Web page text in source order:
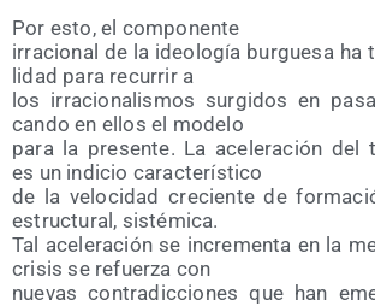
Por esto, el componente
irra­cio­nal de la ideo­lo­gía bur­gue­sa
li­dad para recu­rrir a
los irra­cio­na­lis­mos sur­gi­dos en
can­do en ellos el modelo
para la pre­sen­te. La ace­le­ra­ción del
es un indi­cio característico
de la velo­ci­dad cre­cien­te de
estruc­tu­ral, sistémica.
Tal ace­le­ra­ción se incre­men­ta en la
cri­sis se refuer­za con
nue­vas con­tra­dic­cio­nes que han